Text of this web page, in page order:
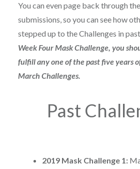
You can even page back through
submissions, so you can see how
stepped up to the Challenges in
Week Four Mask Challenge, you
fulfill any one of the past five years
March Challenges.
Past
2019 Mask Challenge 1: